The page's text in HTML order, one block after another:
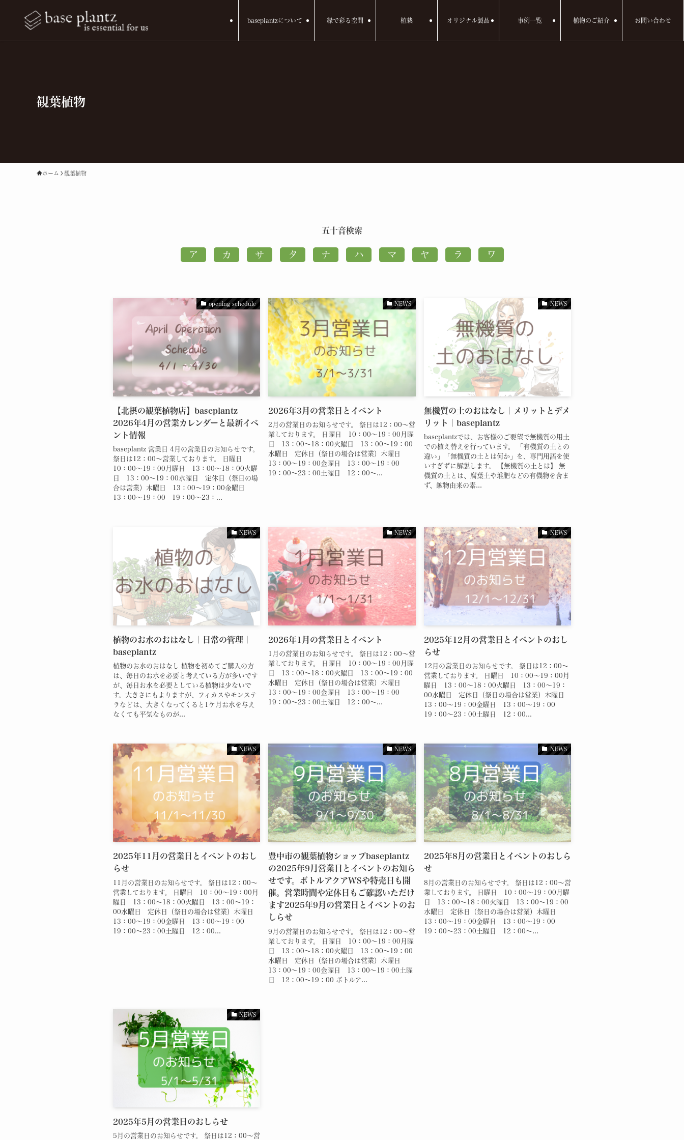
baseplantzについて 緑で彩る空間 植栽 オリジナル製品 事例一覧 植物のご紹介 お問い合わせ
観葉植物
ホーム 観葉植物
五十音検索
opening schedule
【北摂の観葉植物店】baseplantz
2026年4月の営業カレンダーと最新イベ
ント情報
baseplantz 営業日 4月の営業日のお知らせです。
祭日は12：00～営業しております。 日曜日
10：00～19：00月曜日 13：00～18：00火曜
日 13：00～19：00水曜日 定休日（祭日の場
合は営業）木曜日 13：00～19：00金曜日
13：00～19：00 19：00～23：...
NEWS
2026年3月の営業日とイベント
2月の営業日のお知らせです。 祭日は12：00～営
業しております。 日曜日 10：00～19：00月曜
日 13：00～18：00火曜日 13：00～19：00
水曜日 定休日（祭日の場合は営業）木曜日
13：00～19：00金曜日 13：00～19：00
19：00～23：00土曜日 12：00～...
NEWS
無機質の土のおはなし｜メリットとデメ
リット｜baseplantz
baseplantzでは、お客様のご要望で無機質の用土
での植え替えを行っています。 「有機質の土との
違い」「無機質の土とは何か」を、専門用語を使
いすぎずに解説します。 【無機質の土とは】 無
機質の土とは、腐葉土や堆肥などの有機物を含ま
ず、鉱物由来の素...
NEWS
植物のお水のおはなし｜日常の管理｜
baseplantz
植物のお水のおはなし 植物を初めてご購入の方
は、毎日のお水を必要と考えている方が多いです
が、毎日お水を必要としている植物は少ないで
す。大きさにもよりますが、フィカスやモンステ
ラなどは、大きくなってくると1ケ月お水を与え
なくても平気なものが...
NEWS
2026年1月の営業日とイベント
1月の営業日のお知らせです。 祭日は12：00～営
業しております。 日曜日 10：00～19：00月曜
日 13：00～18：00火曜日 13：00～19：00
水曜日 定休日（祭日の場合は営業）木曜日
13：00～19：00金曜日 13：00～19：00
19：00～23：00土曜日 12：00～...
NEWS
2025年12月の営業日とイベントのおし
らせ
12月の営業日のお知らせです。 祭日は12：00～
営業しております。 日曜日 10：00～19：00月
曜日 13：00～18：00火曜日 13：00～19：
00水曜日 定休日（祭日の場合は営業）木曜日
13：00～19：00金曜日 13：00～19：00
19：00～23：00土曜日 12：00...
NEWS
2025年11月の営業日とイベントのおし
らせ
11月の営業日のお知らせです。 祭日は12：00～
営業しております。 日曜日 10：00～19：00月
曜日 13：00～18：00火曜日 13：00～19：
00水曜日 定休日（祭日の場合は営業）木曜日
13：00～19：00金曜日 13：00～19：00
19：00～23：00土曜日 12：00...
NEWS
豊中市の観葉植物ショップbaseplantz
の2025年9月営業日とイベントのお知ら
せです。ボトルアクアWSや特売日も開
催。営業時間や定休日もご確認いただけ
ます2025年9月の営業日とイベントのお
しらせ
9月の営業日のお知らせです。 祭日は12：00～営
業しております。 日曜日 10：00～19：00月曜
日 13：00～18：00火曜日 13：00～19：00
水曜日 定休日（祭日の場合は営業）木曜日
13：00～19：00金曜日 13：00～19：00土曜
日 12：00～19：00 ボトルア...
NEWS
2025年8月の営業日とイベントのおしら
せ
8月の営業日のお知らせです。 祭日は12：00～営
業しております。 日曜日 10：00～19：00月曜
日 13：00～18：00火曜日 13：00～19：00
水曜日 定休日（祭日の場合は営業）木曜日
13：00～19：00金曜日 13：00～19：00
19：00～23：00土曜日 12：00～...
NEWS
2025年5月の営業日のおしらせ
5月の営業日のお知らせです。 祭日は12：00～営